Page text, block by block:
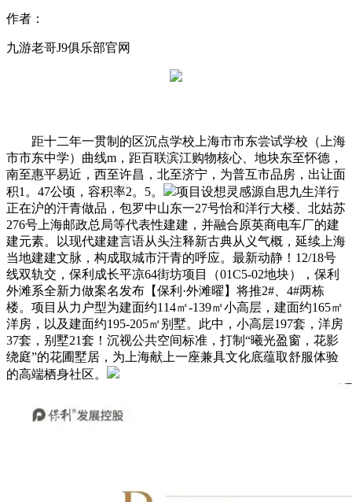
作者：
九游老哥J9俱乐部官网
距十二年一贯制的区沉点学校上海市市东尝试学校（上海
市市东中学）曲线m，距百联滨江购物核心、地块东至怀德，
南至惠平易近，西至许昌，北至济宁，为普互市品房，出让面
积1。47公顷，容积率2。5。
项目设想灵感源自思九生洋行
正在沪的汗青做品，包罗中山东一27号怡和洋行大楼、北姑苏
276号上海邮政总局等代表性建建，并融合原英商电车厂的建
建元素。以现代建建言语从头注释新古典从义气概，延续上海
当地建建文脉，构成取城市汗青的呼应。最新动静！12/18号
线双轨交，保利成长平凉64街坊项目（01C5-02地块），保利
外滩系全新力做案名发布【保利·外滩曜】将推2#、4#两栋
楼。项目从力户型为建面约114㎡-139㎡小高层，建面约165㎡
洋房，以及建面约195-205㎡别墅。此中，小高层197套，洋房
37套，别墅21套！沉视公共空间标准，打制“曦光盈窗，花影
绕庭”的花圃墅居，为上海献上一座兼具文化底蕴取舒服体验
的高端栖身社区。